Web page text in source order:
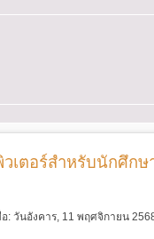
เตอร์สำหรับนักศึก
อ: วันอังคาร, 11 พฤศจิกายน